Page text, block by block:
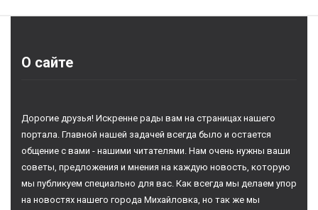
О сайте
Дорогие друзья! Искренне рады вам на страницах нашего
портала. Главной нашей задачей всегда было и остается
общение с вами - нашими читателями. Нам очень нужны ваши
советы, предложения и мнения на каждую новость, которую
мы публикуем специально для вас. Как всегда мы делаем упор
на новостях нашего города Михайловка, но так же мы